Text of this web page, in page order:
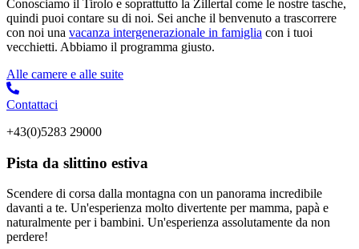
Conosciamo il Tirolo e soprattutto la Zillertal come le nostre tasche,
quindi puoi contare su di noi. Sei anche il benvenuto a trascorrere
con noi una vacanza intergenerazionale in famiglia con i tuoi
vecchietti. Abbiamo il programma giusto.
Alle camere e alle suite
Contattaci
+43(0)5283 29000
Pista da slittino estiva
Scendere di corsa dalla montagna con un panorama incredibile
davanti a te. Un'esperienza molto divertente per mamma, papà e
naturalmente per i bambini. Un'esperienza assolutamente da non
perdere!